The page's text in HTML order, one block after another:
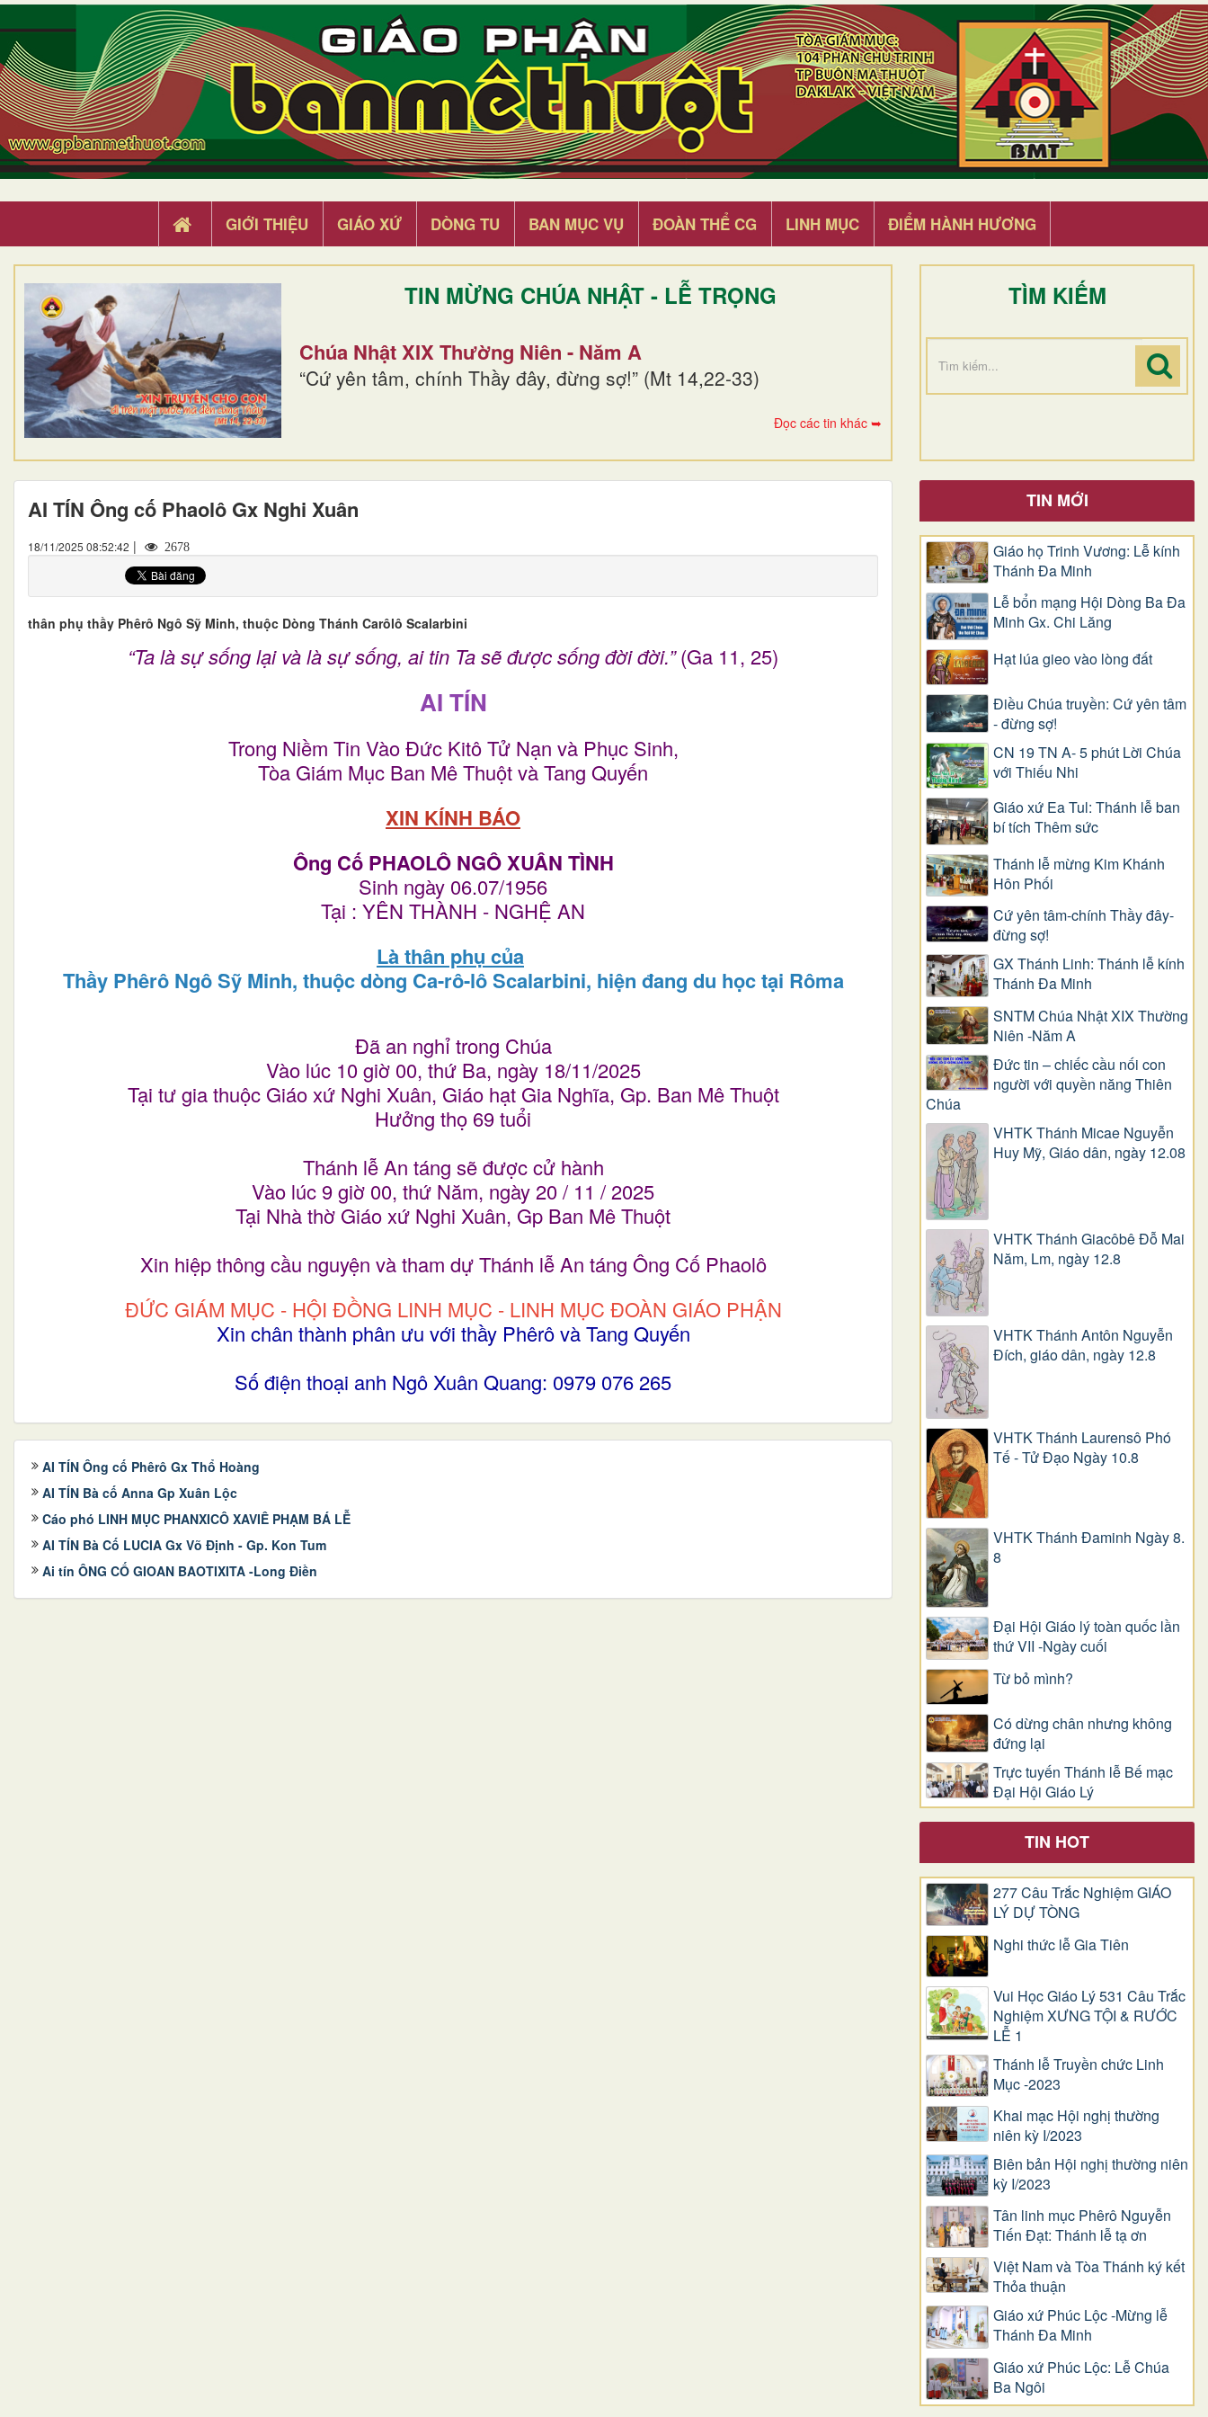
GIỚI THIỆU GIÁO XỨ DÒNG TU BAN MỤC VỤ ĐOÀN THỂ CG LINH MỤC ĐIỂM HÀNH HƯƠNG
TIN MỪNG CHÚA NHẬT - LỄ TRỌNG
Chúa Nhật XIX Thường Niên - Năm A
“Cứ yên tâm, chính Thầy đây, đừng sợ!” (Mt 14,22-33)
Đọc các tin khác ➥
TÌM KIẾM
AI TÍN Ông cố Phaolô Gx Nghi Xuân
18/11/2025 08:52:42 | 2678
thân phụ thầy Phêrô Ngô Sỹ Minh, thuộc Dòng Thánh Carôlô Scalarbini
“Ta là sự sống lại và là sự sống, ai tin Ta sẽ được sống đời đời.”(Ga 11, 25)
AI TÍN
Trong Niềm Tin Vào Đức Kitô Tử Nạn và Phục Sinh,
Tòa Giám Mục Ban Mê Thuột và Tang Quyến
XIN KÍNH BÁO
Ông Cố PHAOLÔ NGÔ XUÂN TÌNH
Sinh ngày 06.07/1956
Tại : YÊN THÀNH - NGHỆ AN
Là thân phụ của
Thầy Phêrô Ngô Sỹ Minh, thuộc dòng Ca-rô-lô Scalarbini, hiện đang du học tại Rôma
Đã an nghỉ trong Chúa
Vào lúc 10 giờ 00, thứ Ba, ngày 18/11/2025
Tại tư gia thuộc Giáo xứ Nghi Xuân, Giáo hạt Gia Nghĩa, Gp. Ban Mê Thuột
Hưởng thọ 69 tuổi
Thánh lễ An táng sẽ được cử hành
Vào lúc 9 giờ 00, thứ Năm, ngày 20 / 11 / 2025
Tại Nhà thờ Giáo xứ Nghi Xuân, Gp Ban Mê Thuột
Xin hiệp thông cầu nguyện và tham dự Thánh lễ An táng Ông Cố Phaolô
ĐỨC GIÁM MỤC - HỘI ĐỒNG LINH MỤC - LINH MỤC ĐOÀN GIÁO PHẬN
Xin chân thành phân ưu với thầy Phêrô và Tang Quyến
Số điện thoại anh Ngô Xuân Quang: 0979 076 265
AI TÍN Ông cố Phêrô Gx Thổ Hoàng
AI TÍN Bà cố Anna Gp Xuân Lộc
Cáo phó LINH MỤC PHANXICÔ XAVIÊ PHẠM BÁ LỄ
AI TÍN Bà Cố LUCIA Gx Võ Định - Gp. Kon Tum
Ai tín ÔNG CỐ GIOAN BAOTIXITA -Long Điền
TIN MỚI
Giáo họ Trinh Vương: Lễ kính
Thánh Đa Minh
Lễ bổn mạng Hội Dòng Ba Đa
Minh Gx. Chi Lăng
Hạt lúa gieo vào lòng đất
Điều Chúa truyền: Cứ yên tâm
- đừng sợ!
CN 19 TN A- 5 phút Lời Chúa
với Thiếu Nhi
Giáo xứ Ea Tul: Thánh lễ ban
bí tích Thêm sức
Thánh lễ mừng Kim Khánh
Hôn Phối
Cứ yên tâm-chính Thầy đây-
đừng sợ!
GX Thánh Linh: Thánh lễ kính
Thánh Đa Minh
SNTM Chúa Nhật XIX Thường
Niên -Năm A
Đức tin – chiếc cầu nối con
người với quyền năng Thiên
Chúa
VHTK Thánh Micae Nguyễn
Huy Mỹ, Giáo dân, ngày 12.08
VHTK Thánh Giacôbê Ðỗ Mai
Năm, Lm, ngày 12.8
VHTK Thánh Antôn Nguyễn
Ðích, giáo dân, ngày 12.8
VHTK Thánh Laurensô Phó
Tế - Tử Đạo Ngày 10.8
VHTK Thánh Đaminh Ngày 8.
8
Đại Hội Giáo lý toàn quốc lần
thứ VII -Ngày cuối
Từ bỏ mình?
Có dừng chân nhưng không
đứng lại
Trực tuyến Thánh lễ Bế mạc
Đại Hội Giáo Lý
TIN HOT
277 Câu Trắc Nghiệm GIÁO
LÝ DỰ TÒNG
Nghi thức lễ Gia Tiên
Vui Học Giáo Lý 531 Câu Trắc
Nghiệm XƯNG TỘI & RƯỚC
LỄ 1
Thánh lễ Truyền chức Linh
Mục -2023
Khai mạc Hội nghị thường
niên kỳ I/2023
Biên bản Hội nghị thường niên
kỳ I/2023
Tân linh mục Phêrô Nguyễn
Tiến Đạt: Thánh lễ tạ ơn
Việt Nam và Tòa Thánh ký kết
Thỏa thuận
Giáo xứ Phúc Lộc -Mừng lễ
Thánh Đa Minh
Giáo xứ Phúc Lộc: Lễ Chúa
Ba Ngôi